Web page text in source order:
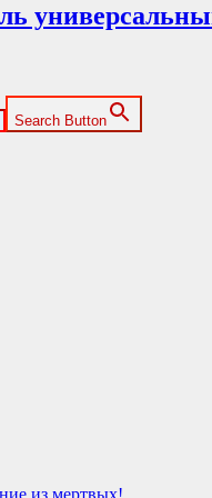
Search Button
из мертвых!